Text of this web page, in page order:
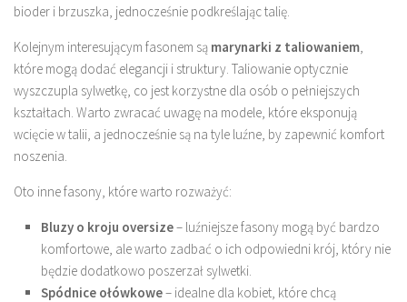
bioder i brzuszka, jednocześnie podkreślając talię.
Kolejnym interesującym fasonem są marynarki z taliowaniem
które mogą dodać elegancji i struktury. Taliowanie optycznie
wyszczupla sylwetkę, co jest korzystne dla osób o pełniejszych
kształtach. Warto zwracać uwagę na modele, które eksponują
wcięcie w talii, a jednocześnie są na tyle luźne, by zapewnić komfort
noszenia.
Oto inne fasony, które warto rozważyć:
Bluzy o kroju oversize– luźniejsze fasony mogą być bardzo
komfortowe, ale warto zadbać o ich odpowiedni krój, który nie
będzie dodatkowo poszerzał sylwetki.
Spódnice ołówkowe– idealne dla kobiet, które chcą